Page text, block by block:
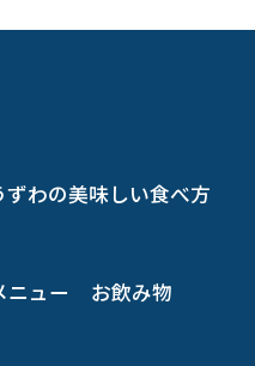
ずわの美味しい食べ方
ニュー お飲み物